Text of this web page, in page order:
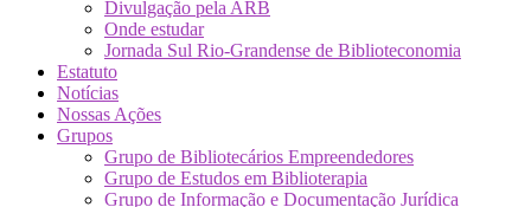
Divulgação pela ARB
Onde estudar
Jornada Sul Rio-Grandense de Biblioteconomia
Estatuto
Notícias
Nossas Ações
Grupos
Grupo de Bibliotecários Empreendedores
Grupo de Estudos em Biblioterapia
Grupo de Informação e Documentação Jurídica